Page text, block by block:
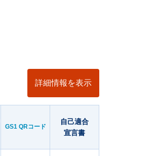
詳細情報を表示
GS1 QRコード
自己適合
宣言書